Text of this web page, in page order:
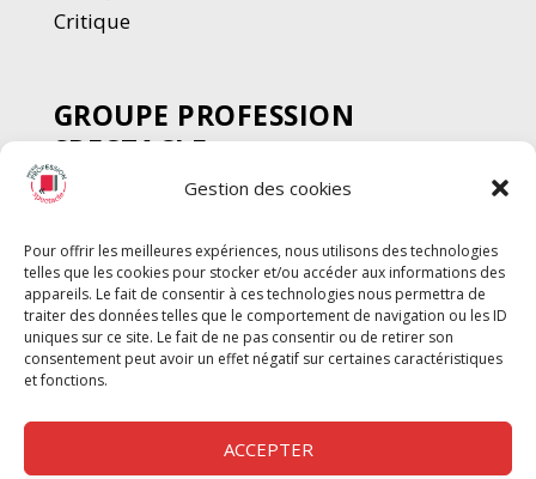
Gestion des cookies
Pour offrir les meilleures expériences, nous utilisons des technologies
telles que les cookies pour stocker et/ou accéder aux informations des
appareils. Le fait de consentir à ces technologies nous permettra de
traiter des données telles que le comportement de navigation ou les ID
uniques sur ce site. Le fait de ne pas consentir ou de retirer son
consentement peut avoir un effet négatif sur certaines caractéristiques
et fonctions.
ACCEPTER
Critique
GROUPE PROFESSION
SPECTACLE
Chèque Intermittents
Chèque Compta
Chèque Emploi Spectacle
G-Pods
Profession Audio-visuel